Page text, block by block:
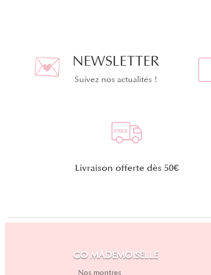
NEWSLETTER
Suivez nos actualités !
Livraison offerte dès 50€
GO MADEMOISELLE
Nos montres